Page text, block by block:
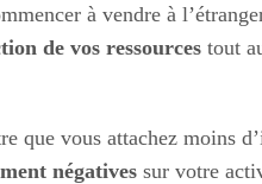
à vendre à
de vos ressources tout
que vous attachez moins
négatives sur votre